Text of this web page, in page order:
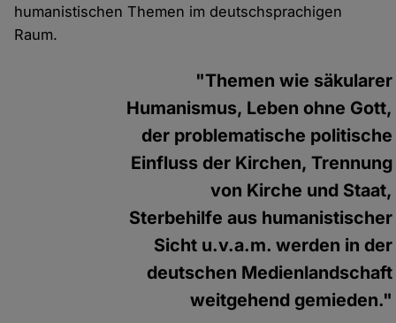
humanistischen Themen im deutschsprachigen
Raum.
"Themen wie säkularer
Humanismus, Leben ohne Gott,
der problematische politische
Einfluss der Kirchen, Trennung
von Kirche und Staat,
Sterbehilfe aus humanistischer
Sicht u.v.a.m. werden in der
deutschen Medienlandschaft
weitgehend gemieden."